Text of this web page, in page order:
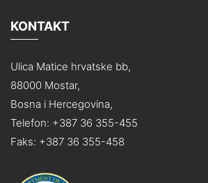
KONTAKT
Ulica Matice hrvatske bb,
88000 Mostar,
Bosna i Hercegovina,
Telefon: +387 36 355-455
Faks: +387 36 355-458